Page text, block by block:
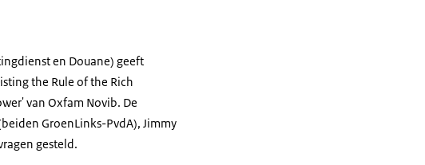
en Douane) geeft
the Rule of the Rich
van Oxfam Novib. De
GroenLinks-PvdA), Jimmy
gesteld.